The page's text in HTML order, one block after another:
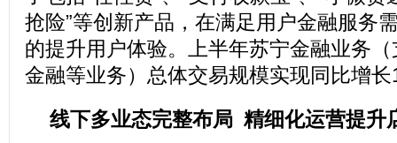
抢险”等创新产品，在满足用户金融服务
的提升用户体验。上半年苏宁金融业务
金融等业务）总体交易规模实现同比增
线下多业态完整布局 精细化运营提升